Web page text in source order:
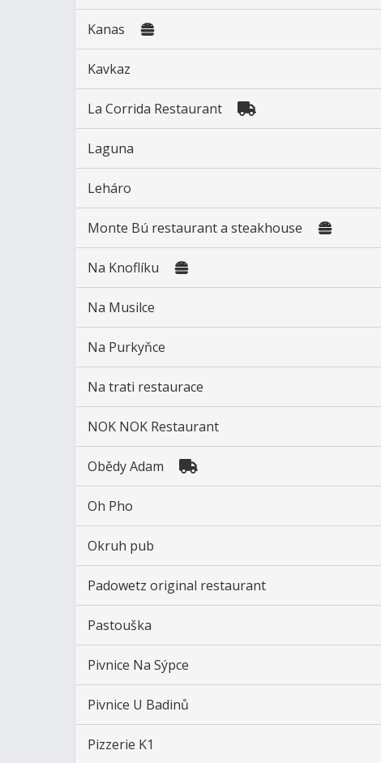
Kanas
Kavkaz
La Corrida Restaurant
Laguna
Leháro
Monte Bú restaurant a steakhouse
Na Knoflíku
Na Musilce
Na Purkyňce
Na trati restaurace
NOK NOK Restaurant
Obědy Adam
Oh Pho
Okruh pub
Padowetz original restaurant
Pastouška
Pivnice Na Sýpce
Pivnice U Badinů
Pizzerie K1